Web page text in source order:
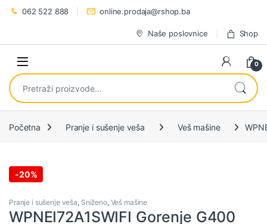
Preskoči na navigaciju
Preskoči na sadržaj
062 522 888 online.prodaja@rshop.ba
Naše poslovnice Shop
0
Pretraži:
Početna Pranje i sušenje veša Veš mašine
-20%
Pranje i sušenje veša, Sniženo, Veš mašine
WPNEI72A1SWIFI Gorenje G400